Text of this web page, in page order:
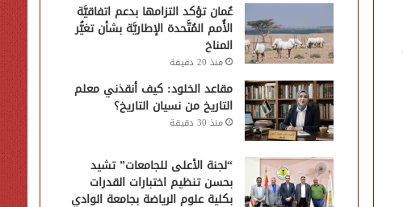
عُمان تؤكد التزامها بدعم اتفاقيَّة
الأُمم المُتَّحدة الإطاريَّة بشأن تغيُّر
المناخ
منذ 20 دقيقة
مقاعد الخلود: كيف أنقذني معلم
التاريخ من نسيان التاريخ؟
منذ 30 دقيقة
“لجنة الأعلى للجامعات” تشيد
بحسن تنظيم اختبارات القدرات
بكلية علوم الرياضة بجامعة الوادي